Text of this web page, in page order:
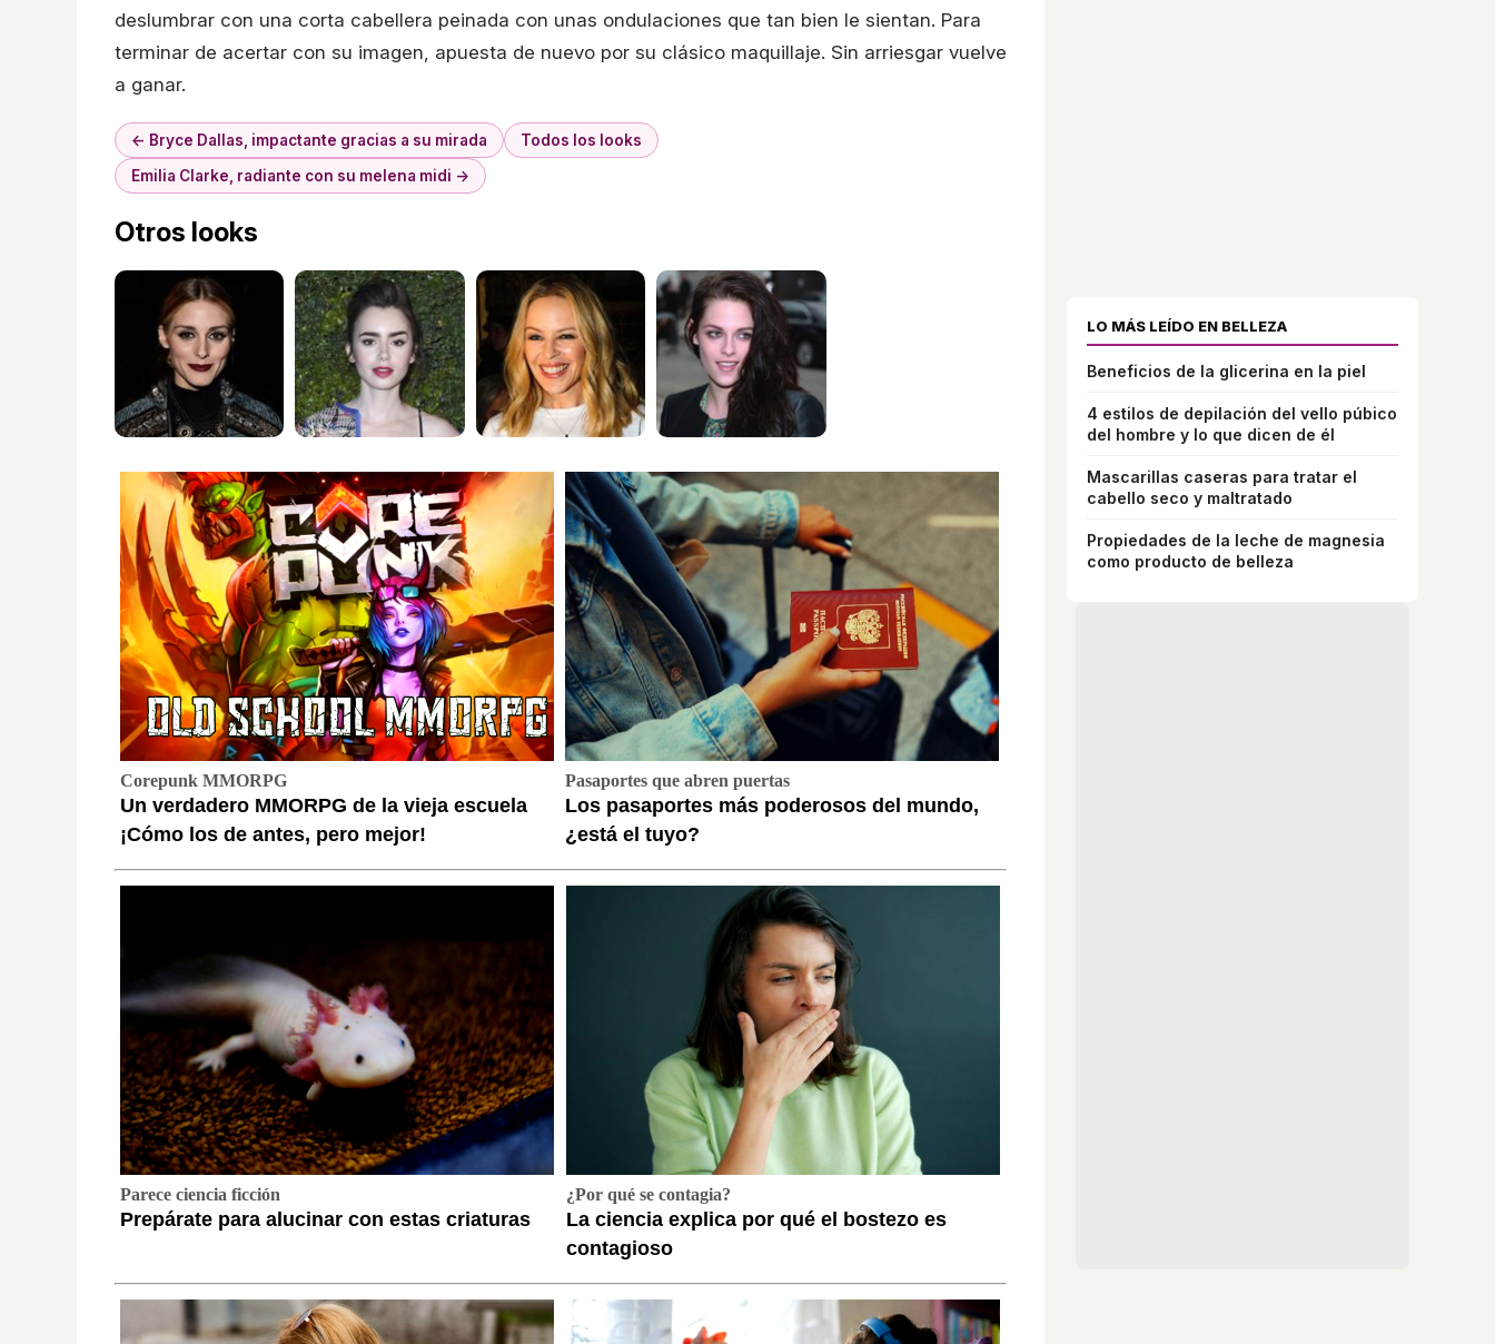
deslumbrar con una corta cabellera peinada con unas ondulaciones que tan bien le sientan. Para
terminar de acertar con su imagen, apuesta de nuevo por su clásico maquillaje. Sin arriesgar vuelve
a ganar.
← Bryce Dallas, impactante gracias a su mirada
Todos los looks
Emilia Clarke, radiante con su melena midi →
Otros looks
Corepunk MMORPG
Un verdadero MMORPG de la vieja escuela
¡Cómo los de antes, pero mejor!
Pasaportes que abren puertas
Los pasaportes más poderosos del mundo,
¿está el tuyo?
Parece ciencia ficción
Prepárate para alucinar con estas criaturas
¿Por qué se contagia?
La ciencia explica por qué el bostezo es
contagioso
LO MÁS LEÍDO EN BELLEZA
Beneficios de la glicerina en la piel
4 estilos de depilación del vello púbico
del hombre y lo que dicen de él
Mascarillas caseras para tratar el
cabello seco y maltratado
Propiedades de la leche de magnesia
como producto de belleza